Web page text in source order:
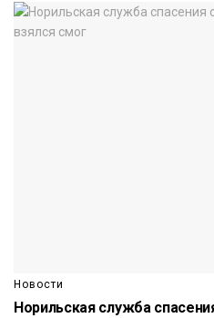
Новости
Норильская служба